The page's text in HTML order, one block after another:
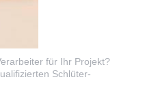
für Ihr Projekt?
Schlüter-